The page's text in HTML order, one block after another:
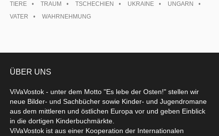
TIERE
TRAUM TSCHECHIEN UKRAINE
UNGARN
VATER
WAHRNEHMUNG
ÜBER UNS
ViVaVostok - unter dem Motto "Es lebe der Osten!" stellen wir
neue Bilder- und Sachbücher sowie Kinder- und Jugendromane
aus dem mittleren und östlichen Europa vor und geben Einblick
in die dortigen Kinderbuchmärkte.
ViVaVostok ist aus einer Kooperation der Internationalen